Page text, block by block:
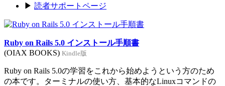
▶ 読者サポートページ
Ruby on Rails 5.0 インストール手順書
(OIAX BOOKS) Kindle版
Ruby on Rails 5.0の学習をこれから始めようという方のため
の本です。ターミナルの使い方、基本的なLinuxコマンドの